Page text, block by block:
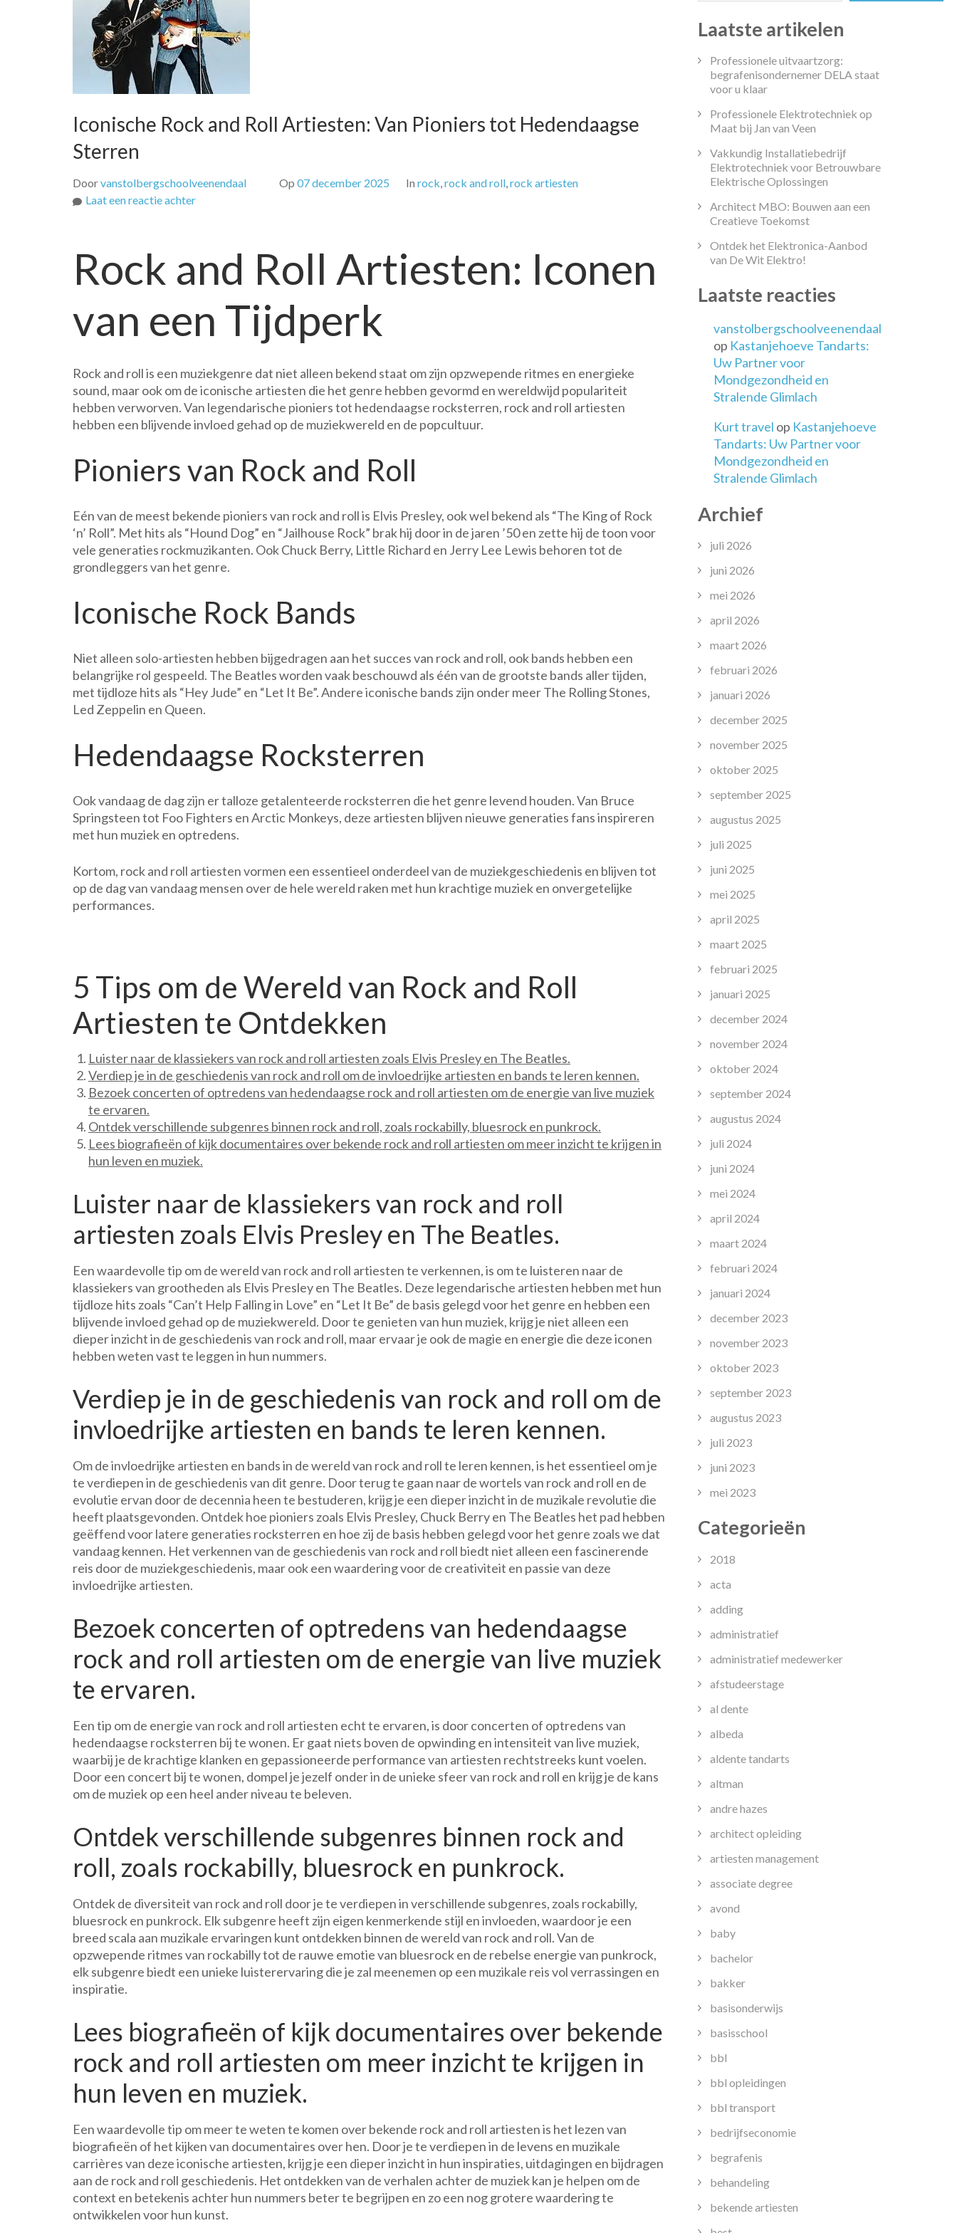
Iconische Rock and Roll Artiesten: Van Pioniers tot Hedendaagse
Sterren
Doorvanstolbergschoolveenendaal Op 07 december 2025 In rock,rock and roll,rock artiesten
Laat een reactie achterop
Roll
Artiesten:
Pioniers
tot
Sterren
Rock and Roll Artiesten: Iconen
van een Tijdperk
Rock and roll is een muziekgenre dat niet alleen bekend staat om zijn opzwepende ritmes en energieke
sound, maar ook om de iconische artiesten die het genre hebben gevormd en wereldwijd populariteit
hebben verworven. Van legendarische pioniers tot hedendaagse rocksterren, rock and roll artiesten
hebben een blijvende invloed gehad op de muziekwereld en de popcultuur.
Pioniers van Rock and Roll
Eén van de meest bekende pioniers van rock and roll is Elvis Presley, ook wel bekend als “The King of Rock
‘n’ Roll”. Met hits als “Hound Dog” en “Jailhouse Rock” brak hij door in de jaren ’50 en zette hij de toon voor
vele generaties rockmuzikanten. Ook Chuck Berry, Little Richard en Jerry Lee Lewis behoren tot de
grondleggers van het genre.
Iconische Rock Bands
Niet alleen solo-artiesten hebben bijgedragen aan het succes van rock and roll, ook bands hebben een
belangrijke rol gespeeld. The Beatles worden vaak beschouwd als één van de grootste bands aller tijden,
met tijdloze hits als “Hey Jude” en “Let It Be”. Andere iconische bands zijn onder meer The Rolling Stones,
Led Zeppelin en Queen.
Hedendaagse Rocksterren
Ook vandaag de dag zijn er talloze getalenteerde rocksterren die het genre levend houden. Van Bruce
Springsteen tot Foo Fighters en Arctic Monkeys, deze artiesten blijven nieuwe generaties fans inspireren
met hun muziek en optredens.
Kortom, rock and roll artiesten vormen een essentieel onderdeel van de muziekgeschiedenis en blijven tot
op de dag van vandaag mensen over de hele wereld raken met hun krachtige muziek en onvergetelijke
performances.
5 Tips om de Wereld van Rock and Roll
Artiesten te Ontdekken
Luister naar de klassiekers van rock and roll artiesten zoals Elvis Presley en The Beatles.
Verdiep je in de geschiedenis van rock and roll om de invloedrijke artiesten en bands te leren kennen.
Bezoek concerten of optredens van hedendaagse rock and roll artiesten om de energie van live muziek
te ervaren.
Ontdek verschillende subgenres binnen rock and roll, zoals rockabilly, bluesrock en punkrock.
Lees biografieën of kijk documentaires over bekende rock and roll artiesten om meer inzicht te krijgen in
hun leven en muziek.
Luister naar de klassiekers van rock and roll
artiesten zoals Elvis Presley en The Beatles.
Een waardevolle tip om de wereld van rock and roll artiesten te verkennen, is om te luisteren naar de
klassiekers van grootheden als Elvis Presley en The Beatles. Deze legendarische artiesten hebben met hun
tijdloze hits zoals “Can’t Help Falling in Love” en “Let It Be” de basis gelegd voor het genre en hebben een
blijvende invloed gehad op de muziekwereld. Door te genieten van hun muziek, krijg je niet alleen een
dieper inzicht in de geschiedenis van rock and roll, maar ervaar je ook de magie en energie die deze iconen
hebben weten vast te leggen in hun nummers.
Verdiep je in de geschiedenis van rock and roll om de
invloedrijke artiesten en bands te leren kennen.
Om de invloedrijke artiesten en bands in de wereld van rock and roll te leren kennen, is het essentieel om je
te verdiepen in de geschiedenis van dit genre. Door terug te gaan naar de wortels van rock and roll en de
evolutie ervan door de decennia heen te bestuderen, krijg je een dieper inzicht in de muzikale revolutie die
heeft plaatsgevonden. Ontdek hoe pioniers zoals Elvis Presley, Chuck Berry en The Beatles het pad hebben
geëffend voor latere generaties rocksterren en hoe zij de basis hebben gelegd voor het genre zoals we dat
vandaag kennen. Het verkennen van de geschiedenis van rock and roll biedt niet alleen een fascinerende
reis door de muziekgeschiedenis, maar ook een waardering voor de creativiteit en passie van deze
invloedrijke artiesten.
Bezoek concerten of optredens van hedendaagse
rock and roll artiesten om de energie van live muziek
te ervaren.
Een tip om de energie van rock and roll artiesten echt te ervaren, is door concerten of optredens van
hedendaagse rocksterren bij te wonen. Er gaat niets boven de opwinding en intensiteit van live muziek,
waarbij je de krachtige klanken en gepassioneerde performance van artiesten rechtstreeks kunt voelen.
Door een concert bij te wonen, dompel je jezelf onder in de unieke sfeer van rock and roll en krijg je de kans
om de muziek op een heel ander niveau te beleven.
Ontdek verschillende subgenres binnen rock and
roll, zoals rockabilly, bluesrock en punkrock.
Ontdek de diversiteit van rock and roll door je te verdiepen in verschillende subgenres, zoals rockabilly,
bluesrock en punkrock. Elk subgenre heeft zijn eigen kenmerkende stijl en invloeden, waardoor je een
breed scala aan muzikale ervaringen kunt ontdekken binnen de wereld van rock and roll. Van de
opzwepende ritmes van rockabilly tot de rauwe emotie van bluesrock en de rebelse energie van punkrock,
elk subgenre biedt een unieke luisterervaring die je zal meenemen op een muzikale reis vol verrassingen en
inspiratie.
Lees biografieën of kijk documentaires over bekende
rock and roll artiesten om meer inzicht te krijgen in
hun leven en muziek.
Een waardevolle tip om meer te weten te komen over bekende rock and roll artiesten is het lezen van
biografieën of het kijken van documentaires over hen. Door je te verdiepen in de levens en muzikale
carrières van deze iconische artiesten, krijg je een dieper inzicht in hun inspiraties, uitdagingen en bijdragen
aan de rock and roll geschiedenis. Het ontdekken van de verhalen achter de muziek kan je helpen om de
context en betekenis achter hun nummers beter te begrijpen en zo een nog grotere waardering te
ontwikkelen voor hun kunst.
Laatste artikelen
Professionele uitvaartzorg:
begrafenisondernemer DELA staat
voor u klaar
Professionele Elektrotechniek op
Maat bij Jan van Veen
Vakkundig Installatiebedrijf
Elektrotechniek voor Betrouwbare
Elektrische Oplossingen
Architect MBO: Bouwen aan een
Creatieve Toekomst
Ontdek het Elektronica-Aanbod
van De Wit Elektro!
Laatste reacties
vanstolbergschoolveenendaal
op Kastanjehoeve Tandarts:
Uw Partner voor
Mondgezondheid en
Stralende Glimlach
Kurt travel op Kastanjehoeve
Tandarts: Uw Partner voor
Mondgezondheid en
Stralende Glimlach
Archief
juli 2026
juni 2026
mei 2026
april 2026
maart 2026
februari 2026
januari 2026
december 2025
november 2025
oktober 2025
september 2025
augustus 2025
juli 2025
juni 2025
mei 2025
april 2025
maart 2025
februari 2025
januari 2025
december 2024
november 2024
oktober 2024
september 2024
augustus 2024
juli 2024
juni 2024
mei 2024
april 2024
maart 2024
februari 2024
januari 2024
december 2023
november 2023
oktober 2023
september 2023
augustus 2023
juli 2023
juni 2023
mei 2023
Categorieën
2018
acta
adding
administratief
administratief medewerker
afstudeerstage
al dente
albeda
aldente tandarts
altman
andre hazes
architect opleiding
artiesten management
associate degree
avond
baby
bachelor
bakker
basisonderwijs
basisschool
bbl
bbl opleidingen
bbl transport
bedrijfseconomie
begrafenis
behandeling
bekende artiesten